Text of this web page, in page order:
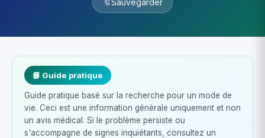
Sauvegarder
📘 Guide pratique
Guide pratique basé sur la recherche pour un mode de
vie. Ceci est une information générale uniquement et non
un avis médical. Si le problème persiste ou
s'accompagne de signes inquiétants, consultez un